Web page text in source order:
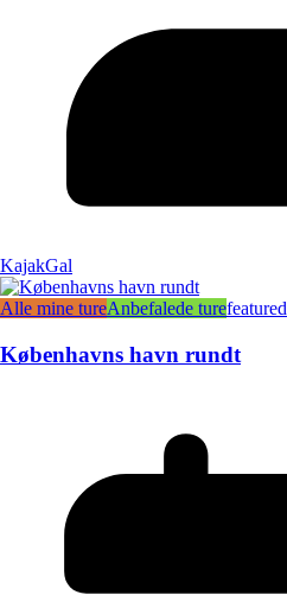
KajakGal
Alle mine tureAnbefalede turefeatured
Københavns havn rundt